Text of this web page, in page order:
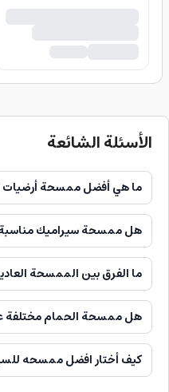
الأسئلة الشائعة
ما هي أفضل ممسحة أرضيات
هل ممسحة سيراميك مناسبة
ما الفرق بين الممسحة
هل ممسحة الحمام مختلفة
كيف أختار افضل ممسحه